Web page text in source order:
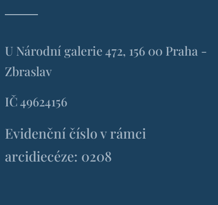
U Národní galerie 472, 156 00 Praha -
Zbraslav
IČ 49624156
Evidenční číslo v rámci
arcidiecéze: 0208